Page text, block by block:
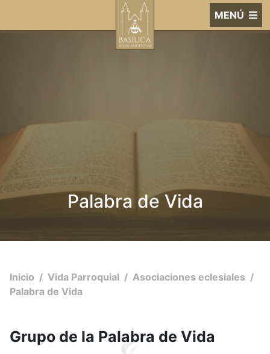
MENÚ
Palabra de Vida
Inicio / Vida Parroquial / Asociaciones eclesiales /
Palabra de Vida
Grupo de la Palabra de Vida